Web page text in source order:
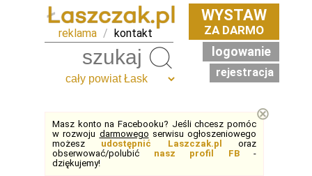
reklama / kontakt
WYSTAW
ZA DARMO
logowanie
rejestracja
Masz konto na Facebooku? Jeśli chcesz pomóc
w rozwoju darmowego serwisu ogłoszeniowego
możesz udostępnić Laszczak.pl
oraz
obserwować/polubić nasz profil FB-
dziękujemy!
⊗